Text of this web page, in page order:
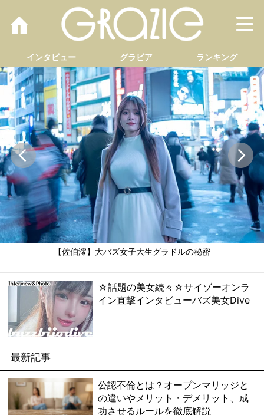
インタビュー グラビア ランキング
【佐伯澪】大バズ女子大生グラドルの秘密
☆話題の美女続々☆サイゾーオンラ
イン直撃インタビューバズ美女Dive
最新記事
公認不倫とは？オープンマリッジと
の違いやメリット・デメリット、成
功させるルールを徹底解説